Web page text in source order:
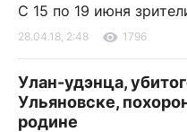
С 15 по 19 июня
28.04.18, 2:48 1796
Улан-удэнца,
Ульяновске,
родине